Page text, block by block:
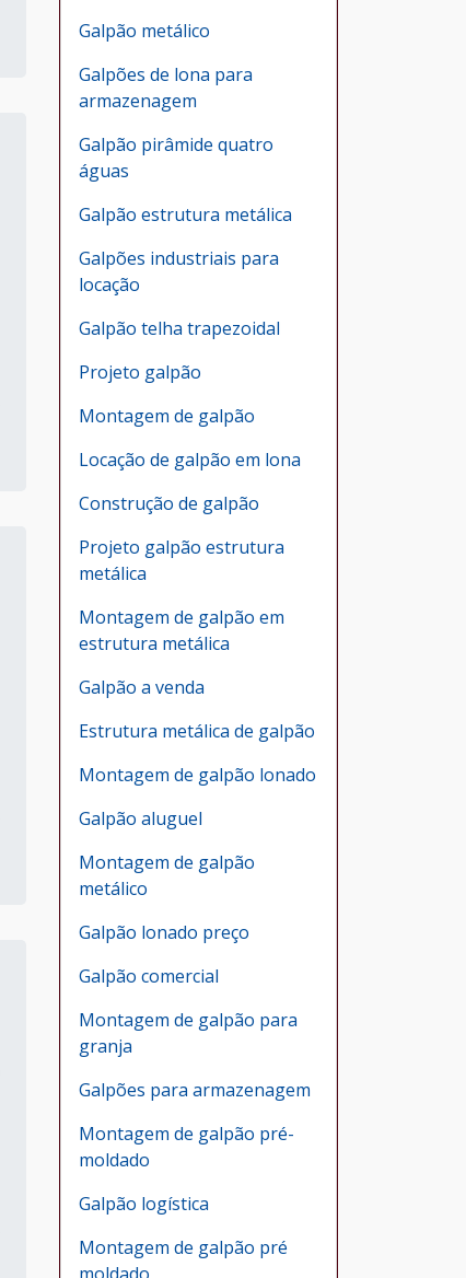
Galpão metálico
Galpões de lona para
armazenagem
Galpão pirâmide quatro
águas
Galpão estrutura metálica
Galpões industriais para
locação
Galpão telha trapezoidal
Projeto galpão
Montagem de galpão
Locação de galpão em lona
Construção de galpão
Projeto galpão estrutura
metálica
Montagem de galpão em
estrutura metálica
Galpão a venda
Estrutura metálica de galpão
Montagem de galpão lonado
Galpão aluguel
Montagem de galpão
metálico
Galpão lonado preço
Galpão comercial
Montagem de galpão para
granja
Galpões para armazenagem
Montagem de galpão pré-
moldado
Galpão logística
Montagem de galpão pré